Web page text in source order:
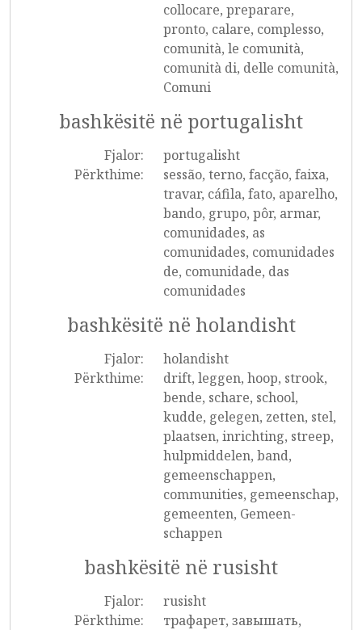
collocare, preparare,
pronto, calare, complesso,
comunità, le comunità,
comunità di, delle comunità,
Comuni
bashkësitë në portugalisht
Fjalor:
portugalisht
Përkthime:
sessão, terno, facção, faixa,
travar, cáfila, fato, aparelho,
bando, grupo, pôr, armar,
comunidades, as
comunidades, comunidades
de, comunidade, das
comunidades
bashkësitë në holandisht
Fjalor:
holandisht
Përkthime:
drift, leggen, hoop, strook,
bende, schare, school,
kudde, gelegen, zetten, stel,
plaatsen, inrichting, streep,
hulpmiddelen, band,
gemeenschappen,
communities, gemeenschap,
gemeenten, Gemeen-
schappen
bashkësitë në rusisht
Fjalor:
rusisht
Përkthime:
трафарет, завышать,